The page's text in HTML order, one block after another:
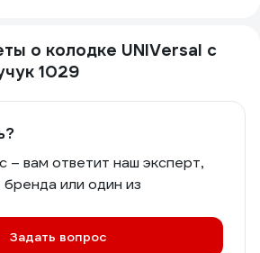
о колодке UNIVersal с
1029
– вам ответит наш эксперт,
или один из
Задать вопрос